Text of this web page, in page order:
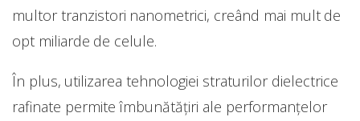
multor tranzistori nanometrici, creând mai mult de
opt miliarde de celule.
În plus, utilizarea tehnologiei straturilor dielectrice
rafinate permite îmbunătățiri ale performanțelor